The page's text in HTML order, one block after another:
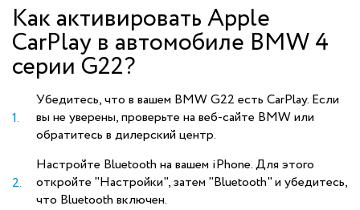
Как активировать Apple
CarPlay в автомобиле BMW 4
серии G22?
Убедитесь, что в вашем BMW G22 есть CarPlay. Если
вы не уверены, проверьте на веб-сайте BMW или
обратитесь в дилерский центр.
Настройте Bluetooth на вашем iPhone. Для этого
откройте "Настройки", затем "Bluetooth" и убедитесь,
что Bluetooth включен.